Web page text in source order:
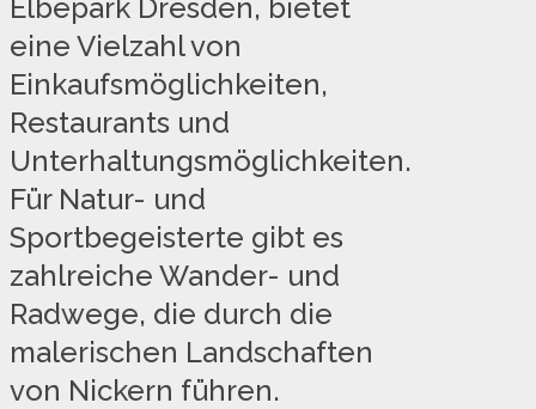
Elbepark Dresden, bietet
eine Vielzahl von
Einkaufsmöglichkeiten,
Restaurants und
Unterhaltungsmöglichkeiten.
Für Natur- und
Sportbegeisterte gibt es
zahlreiche Wander- und
Radwege, die durch die
malerischen Landschaften
von Nickern führen.